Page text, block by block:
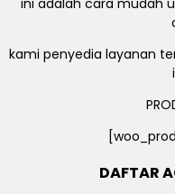
ini adalah cara mudah
kami penyedia layanan
DAFTAR